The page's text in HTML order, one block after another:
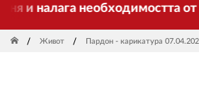
налага необходимостта от
Живот Пардон - карикатура